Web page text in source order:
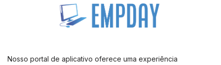
Nosso portal de aplicativo oferece uma experiência